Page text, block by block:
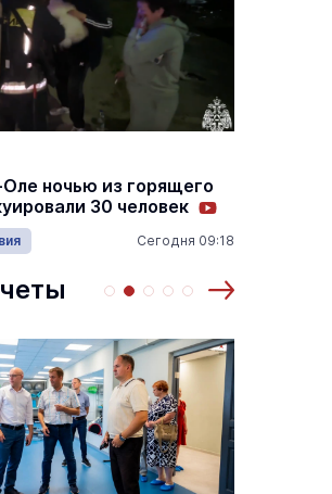
ночью из горящего
30 человек
Сегодня 09:18